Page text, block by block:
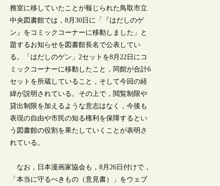
務室に移していたことが報じられた鳥取市立
中央図書館では，8月30日に「『はだしのゲ
ン』をコミックコーナーに移動しました」と
題するお知らせを図書館長名で公表してい
る。「はだしのゲン」2セットを8月22日にコ
ミックコーナーに移動したこと，同館が合計6
セットを所蔵していること，そして今回の経
緯が説明されている。その上で，閲覧制限や
貸出制限を加えるような意志はなく，今後も
表現の自由や市民の知る権利を保障するとい
う図書館の役割を果たしていくことが表明さ
れている。
なお，日本漫画家協会も，8月26日付けで，
「本当に守るべきもの（意見書）」をウェブ